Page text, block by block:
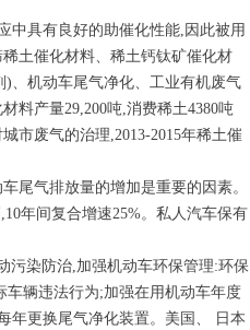
具有良好的助催化性能,因此被用
土催化材料、稀土钙钛矿催化材
、机动车尾气净化、工业有机废气
料产量29,200吨,消费稀土4380吨
市废气的治理,2013-2015年稀土催
尾气排放量的增加是重要的因素。
年间复合增速25%。私人汽车保有
污染防治,加强机动车环保管理:环保
辆违法行为;加强在用机动车年度
年更换尾气净化装置。美国、 日本